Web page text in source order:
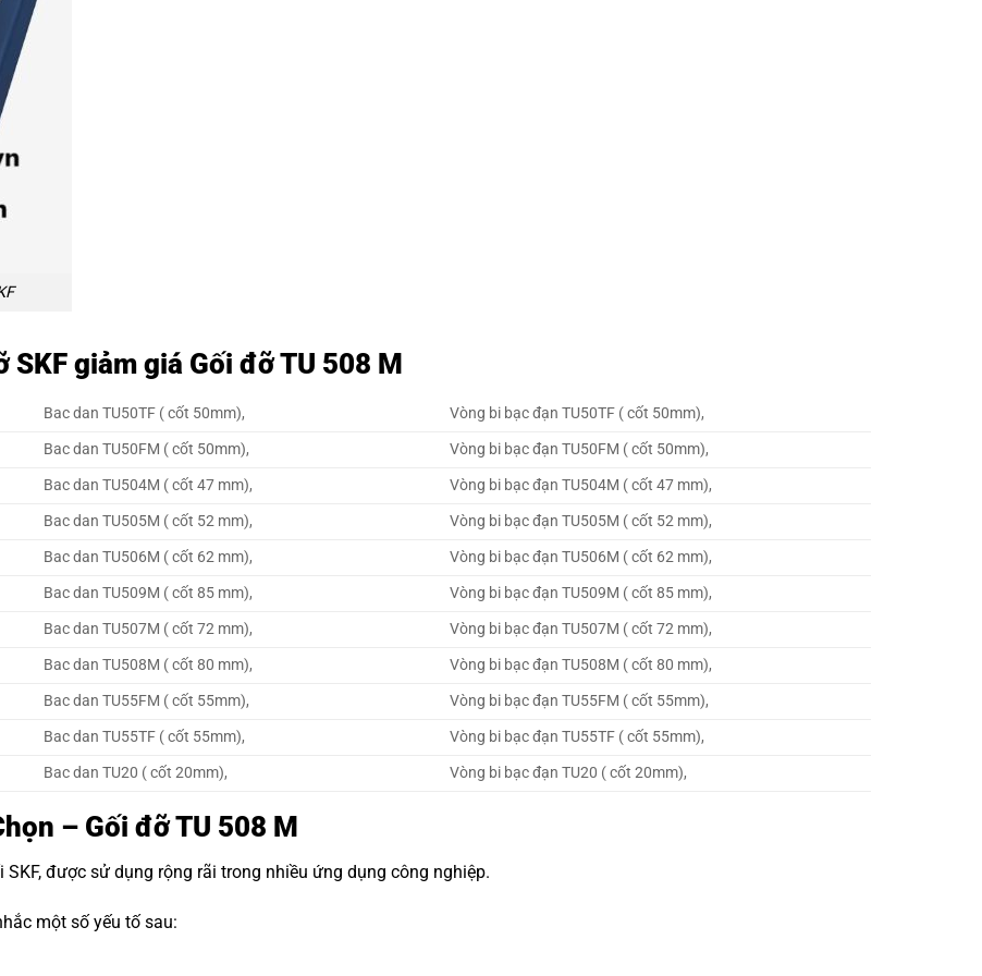
giảm giá Gối đỡ TU 508 M
Bac dan TU50TF ( cốt 50mm),
Vòng bi bạc đạn TU50TF ( cốt 50mm),
Bac dan TU50FM ( cốt 50mm),
Vòng bi bạc đạn TU50FM ( cốt 50mm),
Bac dan TU504M ( cốt 47 mm),
Vòng bi bạc đạn TU504M ( cốt 47 mm),
Bac dan TU505M ( cốt 52 mm),
Vòng bi bạc đạn TU505M ( cốt 52 mm),
Bac dan TU506M ( cốt 62 mm),
Vòng bi bạc đạn TU506M ( cốt 62 mm),
Bac dan TU509M ( cốt 85 mm),
Vòng bi bạc đạn TU509M ( cốt 85 mm),
Bac dan TU507M ( cốt 72 mm),
Vòng bi bạc đạn TU507M ( cốt 72 mm),
Bac dan TU508M ( cốt 80 mm),
Vòng bi bạc đạn TU508M ( cốt 80 mm),
Bac dan TU55FM ( cốt 55mm),
Vòng bi bạc đạn TU55FM ( cốt 55mm),
Bac dan TU55TF ( cốt 55mm),
Vòng bi bạc đạn TU55TF ( cốt 55mm),
Bac dan TU20 ( cốt 20mm), Vòng bi bạc đạn TU20 ( cốt 20mm),
– Gối đỡ TU 508 M
SKF, được sử dụng rộng rãi trong nhiều ứng dụng công nghiệp.
một số yếu tố sau: